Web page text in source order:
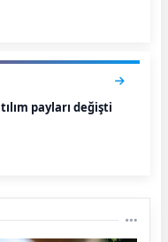
payları değişti